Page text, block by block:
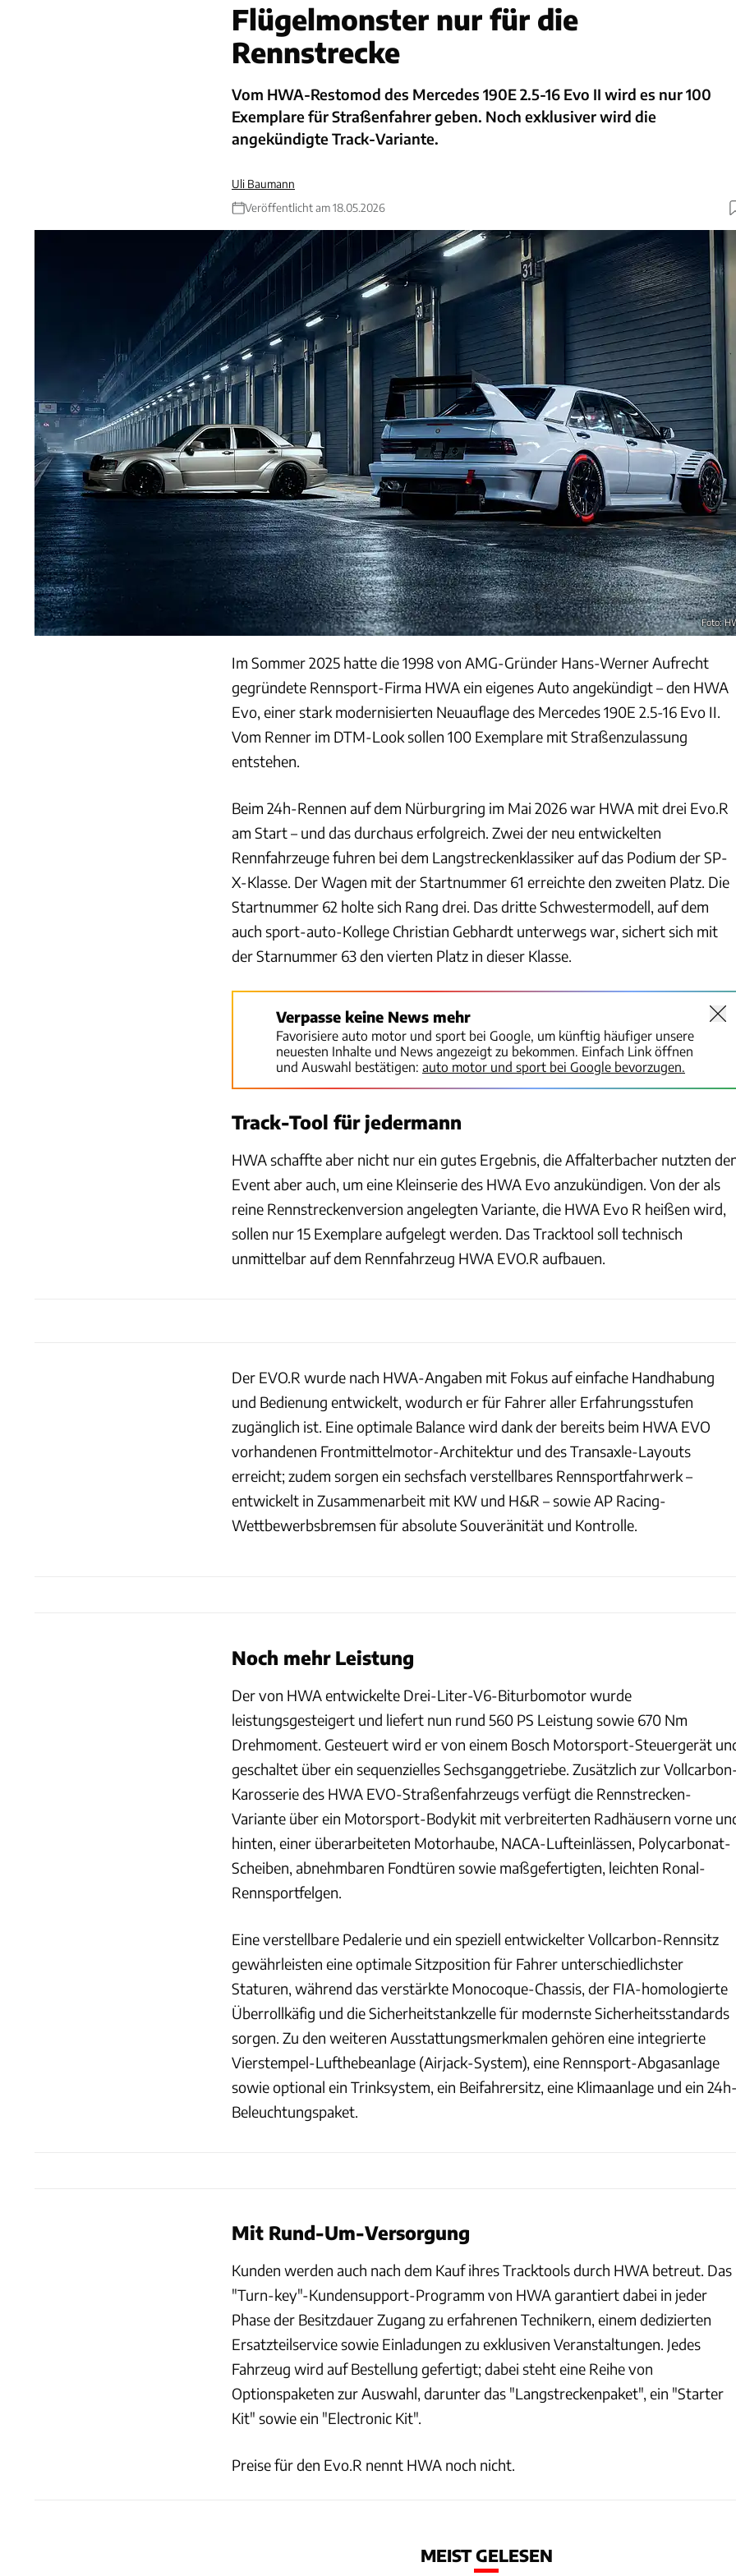
Flügelmonster nur für die
Rennstrecke
Vom HWA-Restomod des Mercedes 190E 2.5-16 Evo II wird es nur 100
Exemplare für Straßenfahrer geben. Noch exklusiver wird die
angekündigte Track-Variante.
Uli Baumann
Veröffentlicht am 18.05.2026
Foto:
Im Sommer 2025 hatte die 1998 von AMG-Gründer Hans-Werner Aufrecht
gegründete Rennsport-Firma HWA ein eigenes Auto angekündigt – den HWA
Evo, einer stark modernisierten Neuauflage des Mercedes 190E 2.5-16 Evo II.
Vom Renner im DTM-Look sollen 100 Exemplare mit Straßenzulassung
entstehen.
Beim 24h-Rennen auf dem Nürburgring im Mai 2026 war HWA mit drei Evo.R
am Start – und das durchaus erfolgreich. Zwei der neu entwickelten
Rennfahrzeuge fuhren bei dem Langstreckenklassiker auf das Podium der SP-
X-Klasse. Der Wagen mit der Startnummer 61 erreichte den zweiten Platz. Die
Startnummer 62 holte sich Rang drei. Das dritte Schwestermodell, auf dem
auch sport-auto-Kollege Christian Gebhardt unterwegs war, sichert sich mit
der Starnummer 63 den vierten Platz in dieser Klasse.
Verpasse keine News mehr
Favorisiere auto motor und sport bei Google, um künftig häufiger unsere
neuesten Inhalte und News angezeigt zu bekommen. Einfach Link öffnen
und Auswahl bestätigen: auto motor und sport bei Google bevorzugen.
Track-Tool für jedermann
HWA schaffte aber nicht nur ein gutes Ergebnis, die Affalterbacher nutzten
Event aber auch, um eine Kleinserie des HWA Evo anzukündigen. Von der als
reine Rennstreckenversion angelegten Variante, die HWA Evo R heißen wird,
sollen nur 15 Exemplare aufgelegt werden. Das Tracktool soll technisch
unmittelbar auf dem Rennfahrzeug HWA EVO.R aufbauen.
Der EVO.R wurde nach HWA-Angaben mit Fokus auf einfache Handhabung
und Bedienung entwickelt, wodurch er für Fahrer aller Erfahrungsstufen
zugänglich ist. Eine optimale Balance wird dank der bereits beim HWA EVO
vorhandenen Frontmittelmotor-Architektur und des Transaxle-Layouts
erreicht; zudem sorgen ein sechsfach verstellbares Rennsportfahrwerk –
entwickelt in Zusammenarbeit mit KW und H&R – sowie AP Racing-
Wettbewerbsbremsen für absolute Souveränität und Kontrolle.
Noch mehr Leistung
Der von HWA entwickelte Drei-Liter-V6-Biturbomotor wurde
leistungsgesteigert und liefert nun rund 560 PS Leistung sowie 670 Nm
Drehmoment. Gesteuert wird er von einem Bosch Motorsport-Steuergerät
geschaltet über ein sequenzielles Sechsganggetriebe. Zusätzlich zur
Karosserie des HWA EVO-Straßenfahrzeugs verfügt die Rennstrecken-
Variante über ein Motorsport-Bodykit mit verbreiterten Radhäusern vorne
hinten, einer überarbeiteten Motorhaube, NACA-Lufteinlässen, Polycarbonat-
Scheiben, abnehmbaren Fondtüren sowie maßgefertigten, leichten Ronal-
Rennsportfelgen.
Eine verstellbare Pedalerie und ein speziell entwickelter Vollcarbon-Rennsitz
gewährleisten eine optimale Sitzposition für Fahrer unterschiedlichster
Staturen, während das verstärkte Monocoque-Chassis, der FIA-homologierte
Überrollkäfig und die Sicherheitstankzelle für modernste Sicherheitsstandards
sorgen. Zu den weiteren Ausstattungsmerkmalen gehören eine integrierte
Vierstempel-Lufthebeanlage (Airjack-System), eine Rennsport-Abgasanlage
sowie optional ein Trinksystem, ein Beifahrersitz, eine Klimaanlage und ein 24h-
Beleuchtungspaket.
Mit Rund-Um-Versorgung
Kunden werden auch nach dem Kauf ihres Tracktools durch HWA betreut. Das
"Turn-key"-Kundensupport-Programm von HWA garantiert dabei in jeder
Phase der Besitzdauer Zugang zu erfahrenen Technikern, einem dedizierten
Ersatzteilservice sowie Einladungen zu exklusiven Veranstaltungen. Jedes
Fahrzeug wird auf Bestellung gefertigt; dabei steht eine Reihe von
Optionspaketen zur Auswahl, darunter das "Langstreckenpaket", ein "Starter
Kit" sowie ein "Electronic Kit".
Preise für den Evo.R nennt HWA noch nicht.
MEIST GELESEN